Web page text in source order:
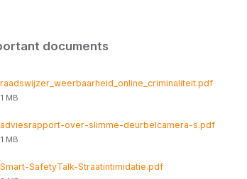
documents
raadswijzer_weerbaarheid_online_criminaliteit.pdf
File
1 MB
adviesrapport-over-slimme-deurbelcamera-s.pdf
File
1 MB
Smart-SafetyTalk-Straatintimidatie.pdf